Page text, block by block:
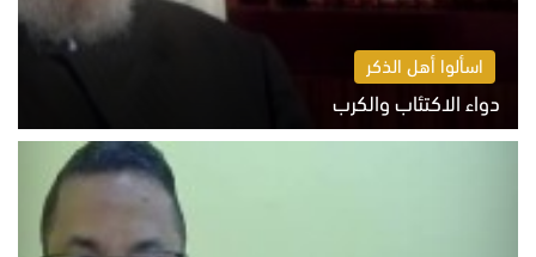
اسألوا أهل الذكر
دواء الاكتئاب والكرب
السبت 8 أغسطس 2026 10:54 ص